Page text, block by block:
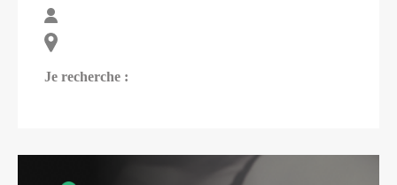
Je recherche :